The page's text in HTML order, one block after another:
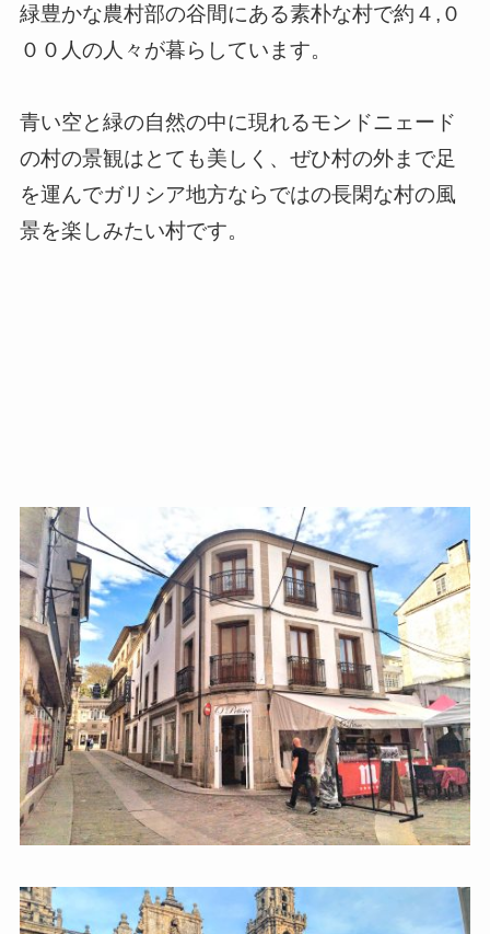
緑豊かな農村部の谷間にある素朴な村で約４,０
００人の人々が暮らしています。
青い空と緑の自然の中に現れるモンドニェード
の村の景観はとても美しく、ぜひ村の外まで足
を運んでガリシア地方ならではの長閑な村の風
景を楽しみたい村です。